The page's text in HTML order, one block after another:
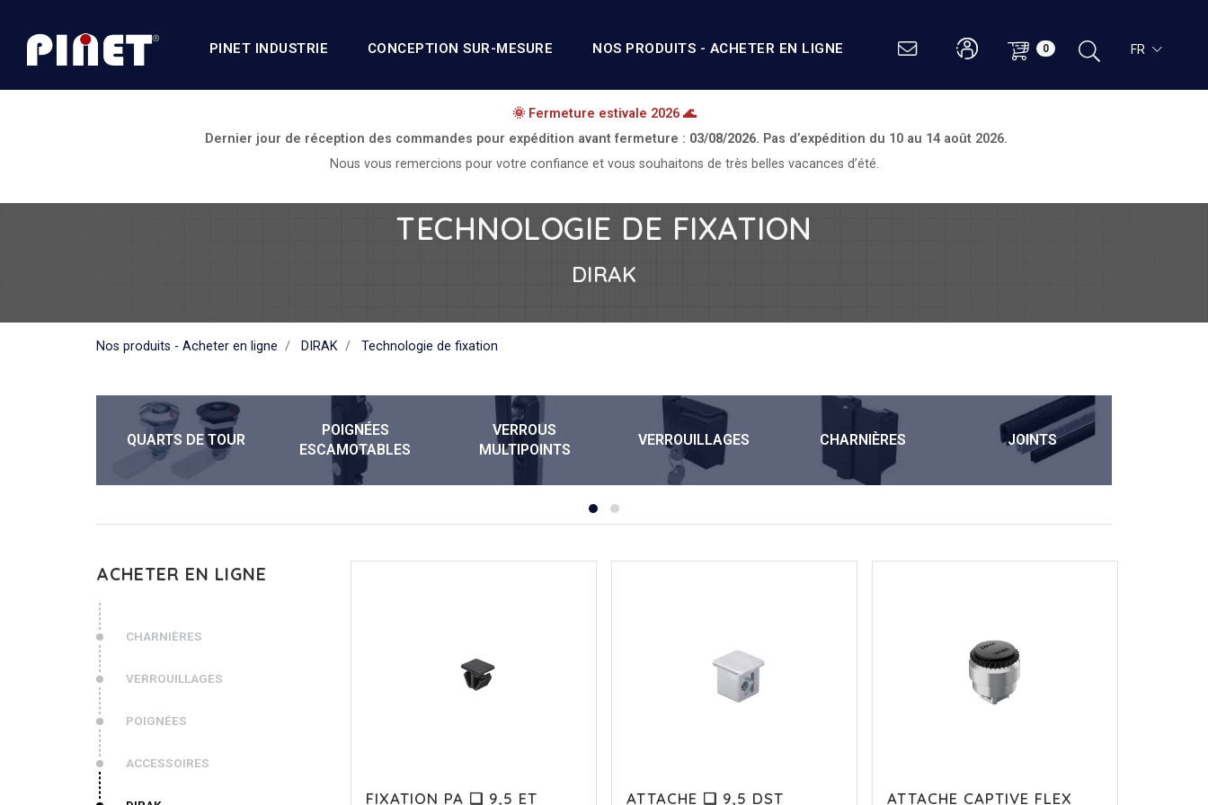
PINET INDUSTRIE CONCEPTION SUR-MESURE NOS PRODUITS - ACHETER EN LIGNE 0 FR
🌞 Fermeture estivale 2026 🌊
Dernier jour de réception des commandes pour expédition avant fermeture : 03/08/2026. Pas d’expédition du 10 au 14 août 2026.
Nous vous remercions pour votre confiance et vous souhaitons de très belles vacances d’été.
TECHNOLOGIE DE FIXATION
DIRAK
Nos produits - Acheter en ligne DIRAK Technologie de fixation
QUARTS DE TOUR
POIGNÉES
ESCAMOTABLES
VERROUS
MULTIPOINTS
VERROUILLAGES CHARNIÈRES JOINTS
ACHETER EN LIGNE
CHARNIÈRES
VERROUILLAGES
POIGNÉES
ACCESSOIRES
FIXATION PA ❏ 9,5 ET ATTACHE ❏ 9,5 DST ATTACHE CAPTIVE FLEX